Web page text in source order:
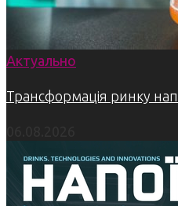
Актуально
Трансформація ринку